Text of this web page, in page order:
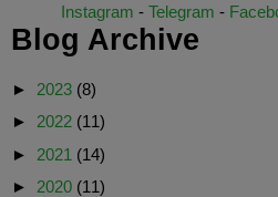
Instagram - Telegram -
Blog Archive
► 2023 (8)
► 2022 (11)
► 2021 (14)
► 2020 (11)